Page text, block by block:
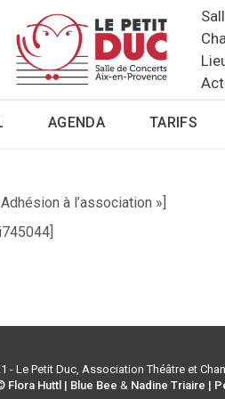
AGENDA TARIFS
à l’association »]
- Le Petit Duc, Association Théâtre et
Flora Huttl | Blue Bee & Nadine Triaire |